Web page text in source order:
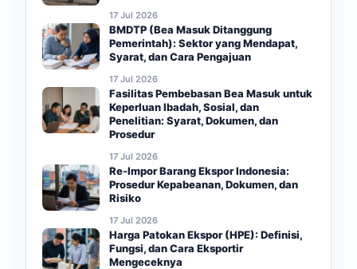
17 Jul 2026
BMDTP (Bea Masuk Ditanggung
Pemerintah): Sektor yang Mendapat,
Syarat, dan Cara Pengajuan
17 Jul 2026
Fasilitas Pembebasan Bea Masuk untuk
Keperluan Ibadah, Sosial, dan
Penelitian: Syarat, Dokumen, dan
Prosedur
17 Jul 2026
Re-Impor Barang Ekspor Indonesia:
Prosedur Kepabeanan, Dokumen, dan
Risiko
17 Jul 2026
Harga Patokan Ekspor (HPE): Definisi,
Fungsi, dan Cara Eksportir
Mengeceknya